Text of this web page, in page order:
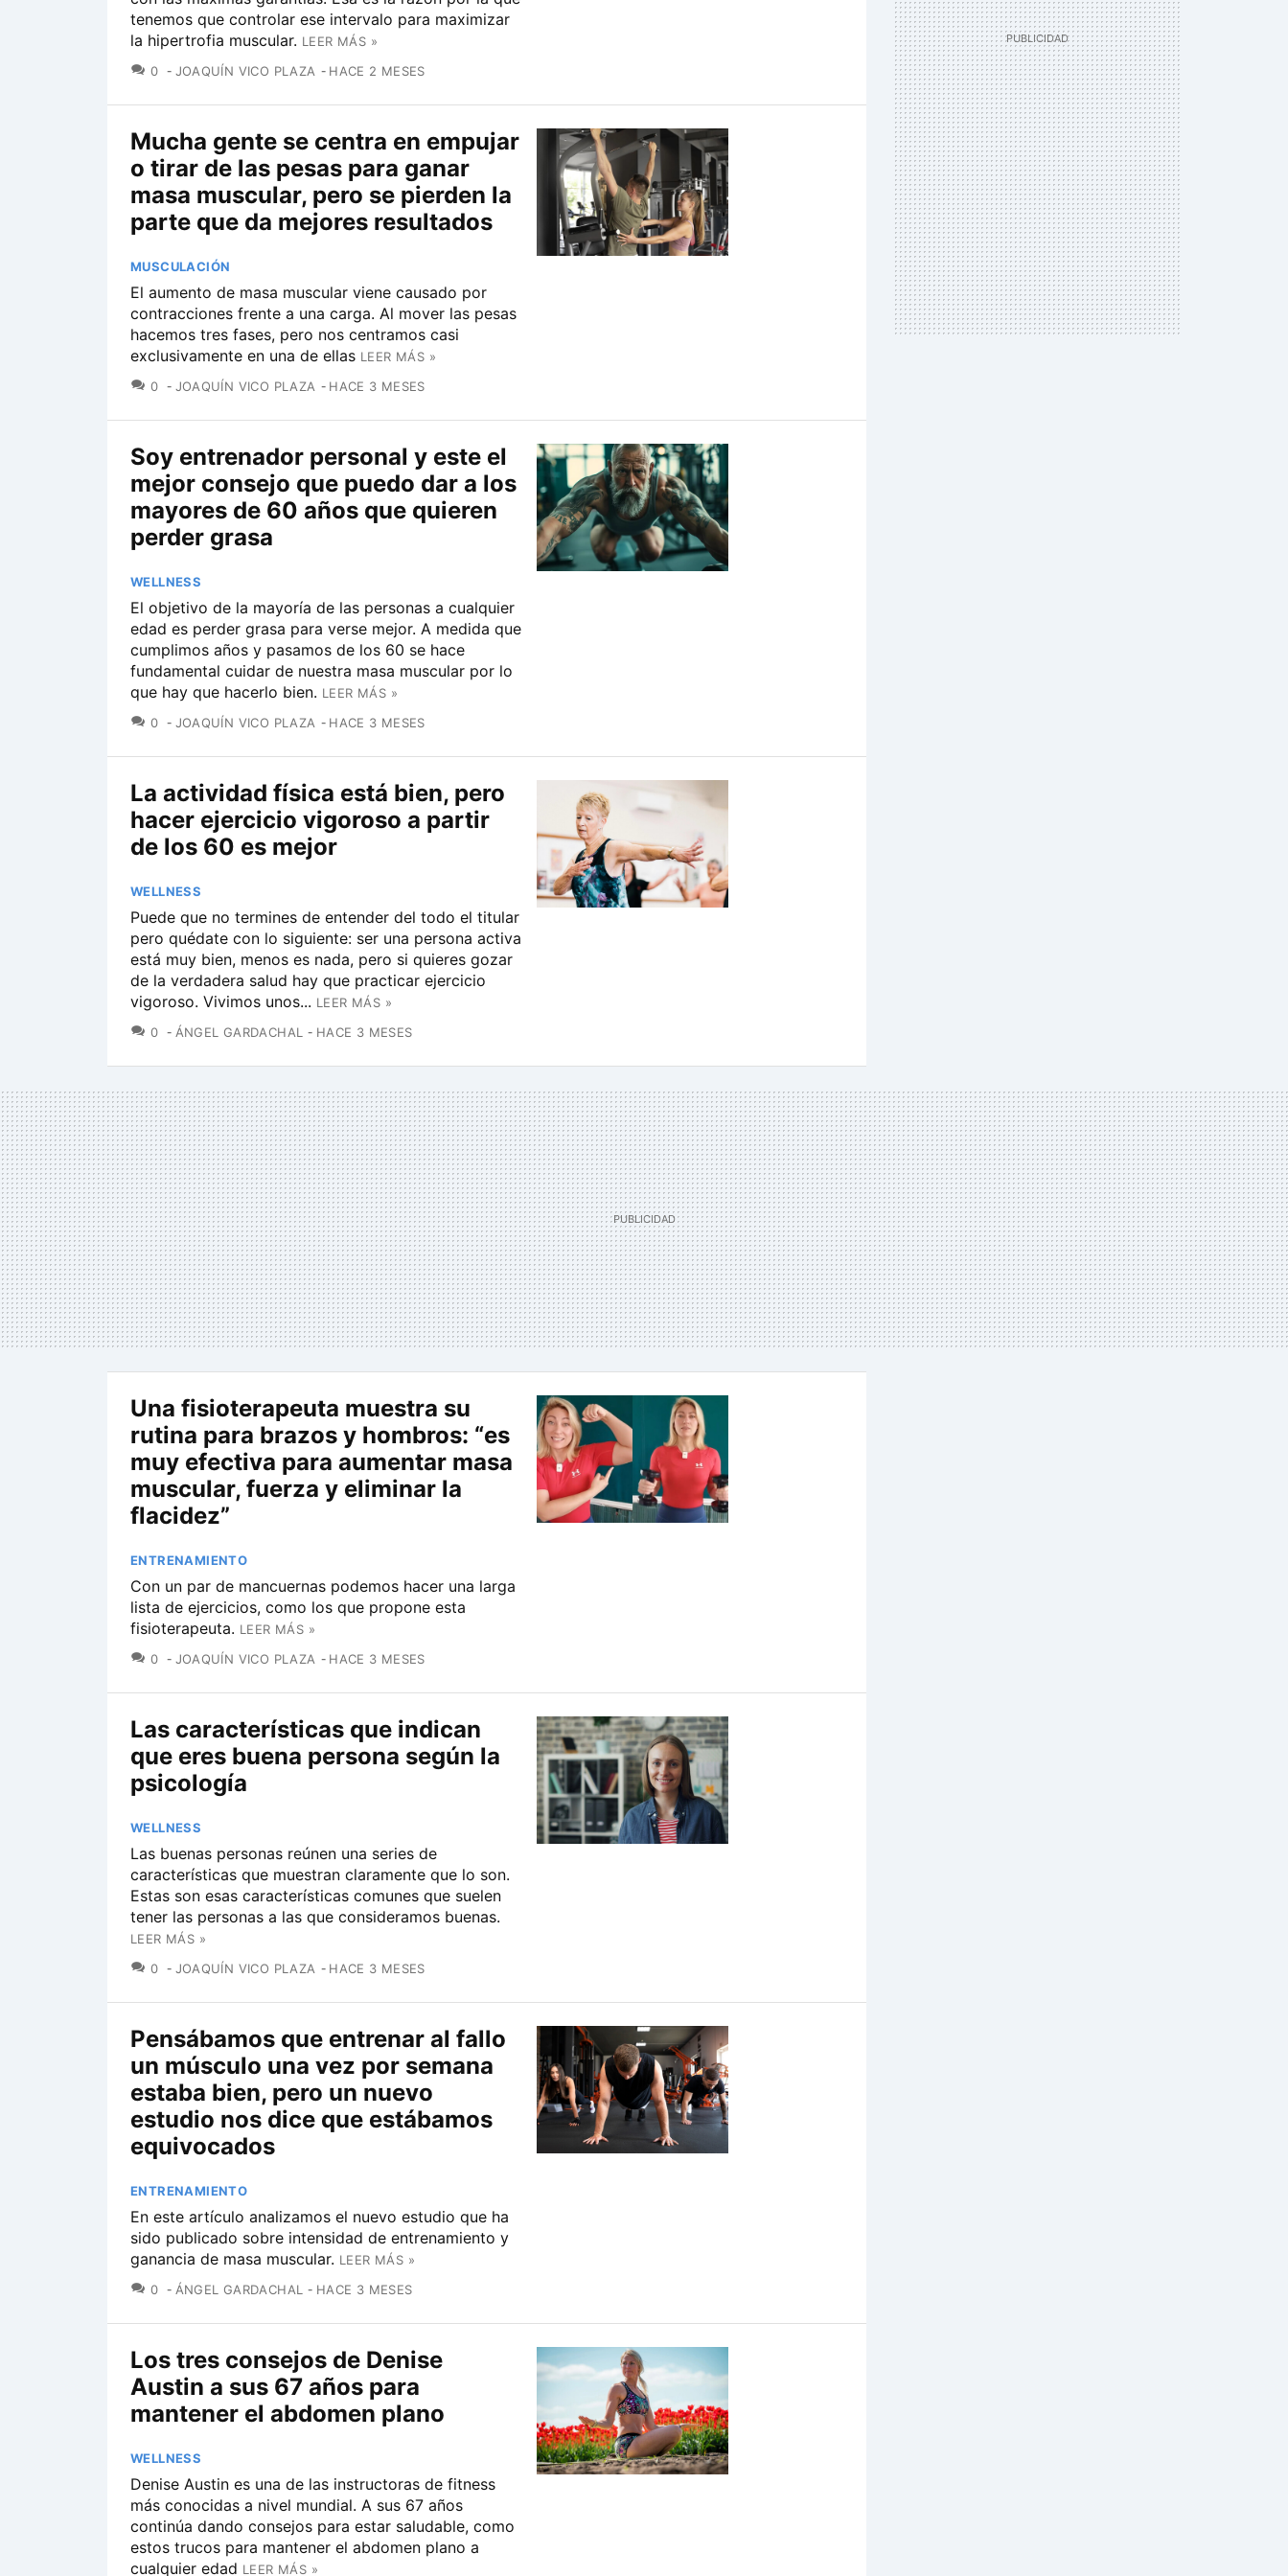
tenemos que controlar ese intervalo para maximizar
la hipertrofia muscular. LEER MÁS »
0 COMENTARIOS
JOAQUÍN VICO PLAZA HACE 2 MESES
Mucha gente se centra en empujar
o tirar de las pesas para ganar
masa muscular, pero se pierden la
parte que da mejores resultados
MUSCULACIÓN
El aumento de masa muscular viene causado por
contracciones frente a una carga. Al mover las pesas
hacemos tres fases, pero nos centramos casi
exclusivamente en una de ellas LEER MÁS »
0 COMENTARIOS
JOAQUÍN VICO PLAZA HACE 3 MESES
Soy entrenador personal y este el
mejor consejo que puedo dar a los
mayores de 60 años que quieren
perder grasa
WELLNESS
El objetivo de la mayoría de las personas a cualquier
edad es perder grasa para verse mejor. A medida que
cumplimos años y pasamos de los 60 se hace
fundamental cuidar de nuestra masa muscular por lo
que hay que hacerlo bien. LEER MÁS »
0 COMENTARIOS
JOAQUÍN VICO PLAZA HACE 3 MESES
La actividad física está bien, pero
hacer ejercicio vigoroso a partir
de los 60 es mejor
WELLNESS
Puede que no termines de entender del todo el titular
pero quédate con lo siguiente: ser una persona activa
está muy bien, menos es nada, pero si quieres gozar
de la verdadera salud hay que practicar ejercicio
vigoroso. Vivimos unos... LEER MÁS »
0 COMENTARIOS
ÁNGEL GARDACHAL HACE 3 MESES
Una fisioterapeuta muestra su
rutina para brazos y hombros: “es
muy efectiva para aumentar masa
muscular, fuerza y eliminar la
flacidez”
ENTRENAMIENTO
Con un par de mancuernas podemos hacer una larga
lista de ejercicios, como los que propone esta
fisioterapeuta. LEER MÁS »
0 COMENTARIOS
JOAQUÍN VICO PLAZA HACE 3 MESES
Las características que indican
que eres buena persona según la
psicología
WELLNESS
Las buenas personas reúnen una series de
características que muestran claramente que lo son.
Estas son esas características comunes que suelen
tener las personas a las que consideramos buenas.
LEER MÁS »
0 COMENTARIOS
JOAQUÍN VICO PLAZA HACE 3 MESES
Pensábamos que entrenar al fallo
un músculo una vez por semana
estaba bien, pero un nuevo
estudio nos dice que estábamos
equivocados
ENTRENAMIENTO
En este artículo analizamos el nuevo estudio que ha
sido publicado sobre intensidad de entrenamiento y
ganancia de masa muscular. LEER MÁS »
0 COMENTARIOS
ÁNGEL GARDACHAL HACE 3 MESES
Los tres consejos de Denise
Austin a sus 67 años para
mantener el abdomen plano
WELLNESS
Denise Austin es una de las instructoras de fitness
más conocidas a nivel mundial. A sus 67 años
continúa dando consejos para estar saludable, como
estos trucos para mantener el abdomen plano a
cualquier edad LEER MÁS »